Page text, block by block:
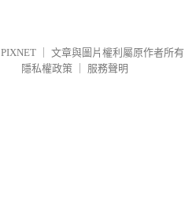
PIXNET
文章與圖片權利屬原作者所有
隱私權政策
服務聲明